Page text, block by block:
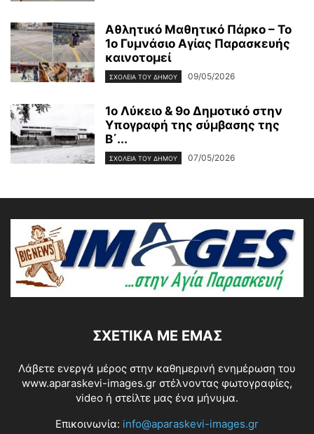
Αθλητικό Μαθητικό Πάρκο – Το
1ο Γυμνάσιο Αγίας Παρασκευής
καινοτομεί
ΣΧΟΛΕΙΑ ΤΟΥ ΔΗΜΟΥ 09/05/2026
1ο Λύκειο & 9ο Δημοτικό στην
Υπογραφή της σύμβασης της
Β΄...
ΣΧΟΛΕΙΑ ΤΟΥ ΔΗΜΟΥ 07/05/2026
ΣΧΕΤΙΚΆ ΜΕ ΕΜΆΣ
Λάβετε ενεργά μέρος στην καθημερινή ενημέρωση του
www.aparaskevi-images.gr στέλνοντας φωτογραφίες,
video ή στείλτε μας ένα μήνυμα.
Επικοινωνία: info@aparaskevi-images.gr